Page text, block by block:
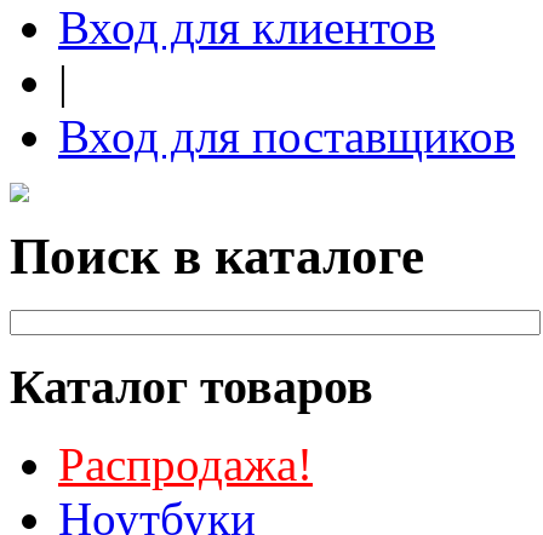
Вход для клиентов
|
Вход для поставщиков
Поиск в каталоге
Каталог товаров
Распродажа!
Ноутбуки